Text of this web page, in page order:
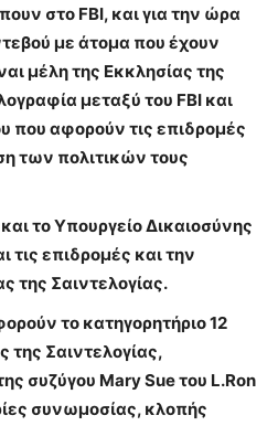
στο FBI, και για την ώρα
με άτομα που έχουν
μέλη της Εκκλησίας της
μεταξύ του FBI και
που αφορούν τις επιδρομές
των πολιτικών τους
το Υπουργείο Δικαιοσύνης
τις επιδρομές και την
της Σαιντελογίας.
το κατηγορητήριο 12
της Σαιντελογίας,
συζύγου Mary Sue του L.Ron
συνωμοσίας, κλοπής